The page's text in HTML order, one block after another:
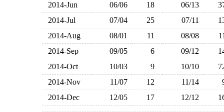
2014-Jun
06/06 18 06/13
2014-Jul
07/04 25 07/11
2014-Aug
08/01 11 08/08
2014-Sep
09/05 6 09/12
2014-Oct
10/03 9 10/10
2014-Nov
11/07 12 11/14
2014-Dec
12/05 17 12/12